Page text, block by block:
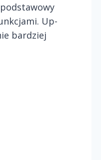
Up-
bardziej